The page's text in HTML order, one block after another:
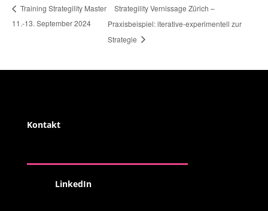
Training Strategility Master
11.-13. September 2024
Strategility Vernissage Zürich –
Praxisbeispiel: iterative-experimentell zur
Strategie
Kontakt
LinkedIn